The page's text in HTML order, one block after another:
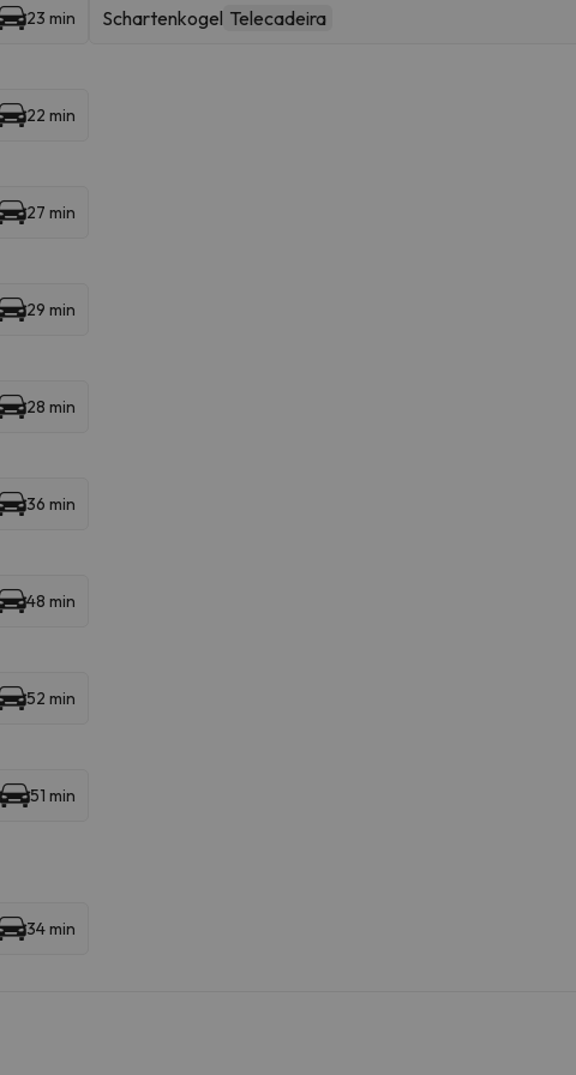
23 min Schartenkogel Telecadeira
22 min
27 min
29 min
28 min
36 min
48 min
52 min
51 min
34 min